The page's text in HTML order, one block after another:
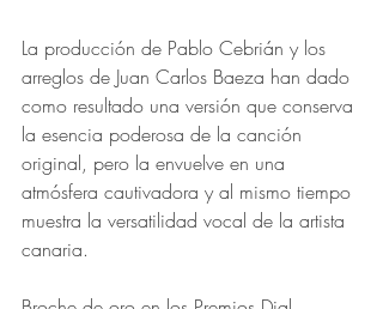
La producción de Pablo Cebrián y los
arreglos de Juan Carlos Baeza han dado
como resultado una versión que conserva
la esencia poderosa de la canción
original, pero la envuelve en una
atmósfera cautivadora y al mismo tiempo
muestra la versatilidad vocal de la artista
canaria.